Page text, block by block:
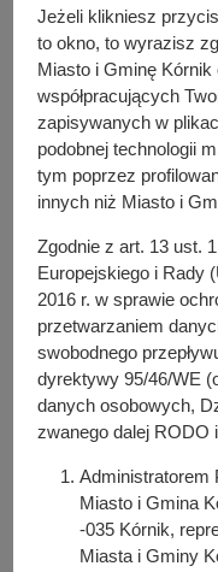
ustawy PZP, oraz
prowadzenie
Państwa dane
z 78 ust. 1 PZP,
postępowania o
trwania umowy
przechowywania
Dane osobowe
przechowywane w
od końca roku, w
zawarta z
Obowiązek podania
Państwa
przepisach ustawy
w postępowaniu o
konsekwencje
wynikają z ustawy
Przy przetwarzaniu
używane
profilowanie
Jeżeli klikniesz
to okno, to wyrazisz
Miasto i Gminę
współpracujących
zapisywanych w
podobnej technologii
tym poprzez
innych niż Miasto i
Zgodnie z art. 13 ust.
Europejskiego i Rady
2016 r. w sprawie
przetwarzaniem
swobodnego
dyrektywy 95/46/WE
danych osobowych,
zwanego dalej RODO
Administratorem
Miasto i Gmina
-035 Kórnik,
Miasta i Gminy